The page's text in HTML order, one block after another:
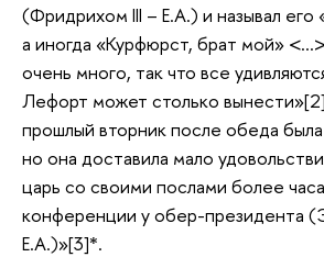
(Фридрихом III – Е.А.) и называл
а иногда «Курфюрст, брат мой»
очень много, так что все
Лефорт может столько
прошлый вторник после обеда
но она доставила мало
царь со своими послами более
конференции у обер-президента
Е.А.)»[3]*.